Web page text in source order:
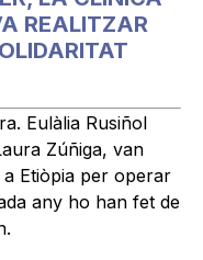
REALITZAR
Eulàlia Rusiñol
Zúñiga, van
Etiòpia per operar
any ho han fet de